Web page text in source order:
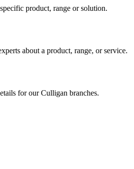
product, range or solution.
about a product, range, or service.
for our Culligan branches.